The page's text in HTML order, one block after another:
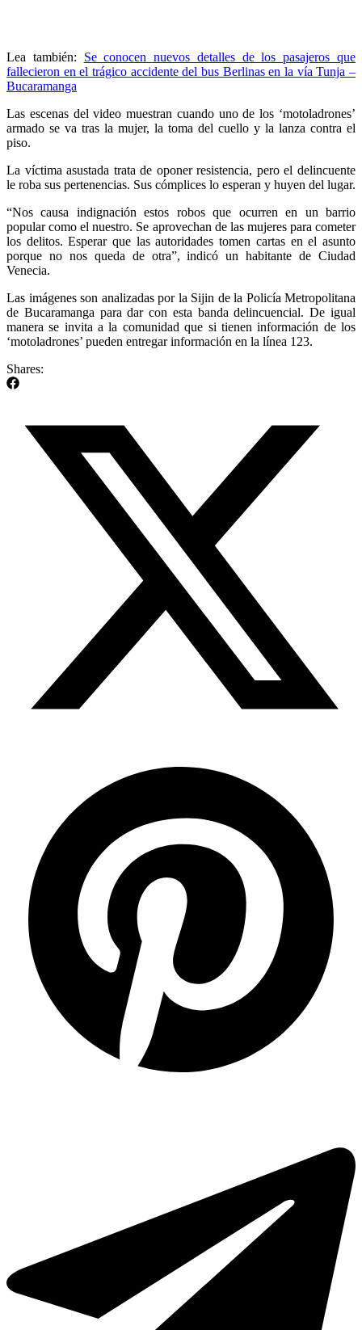
Lea también: Se conocen nuevos detalles de los pasajeros que
fallecieron en el trágico accidente del bus Berlinas en la vía Tunja –
Bucaramanga
Las escenas del video muestran cuando uno de los ‘motoladrones’
armado se va tras la mujer, la toma del cuello y la lanza contra el
piso.
La víctima asustada trata de oponer resistencia, pero el delincuente
le roba sus pertenencias. Sus cómplices lo esperan y huyen del lugar.
“Nos causa indignación estos robos que ocurren en un barrio
popular como el nuestro. Se aprovechan de las mujeres para cometer
los delitos. Esperar que las autoridades tomen cartas en el asunto
porque no nos queda de otra”, indicó un habitante de Ciudad
Venecia.
Las imágenes son analizadas por la Sijin de la Policía Metropolitana
de Bucaramanga para dar con esta banda delincuencial. De igual
manera se invita a la comunidad que si tienen información de los
‘motoladrones’ pueden entregar información en la línea 123.
Shares: